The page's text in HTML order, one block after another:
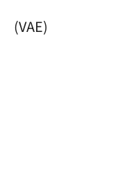
(VAE)